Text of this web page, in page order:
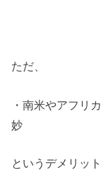
ただ、
・南米やアフリ
妙
というデメリッ